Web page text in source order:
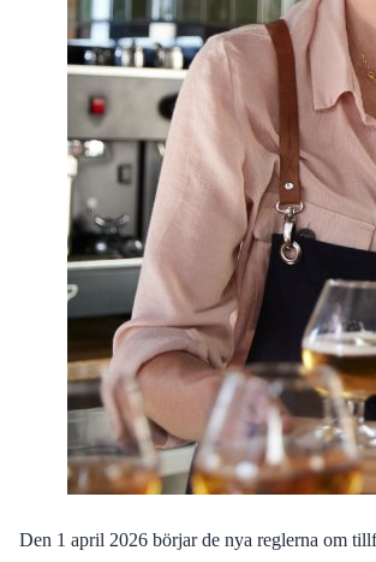
Den 1 april 2026 börjar de nya reglerna om